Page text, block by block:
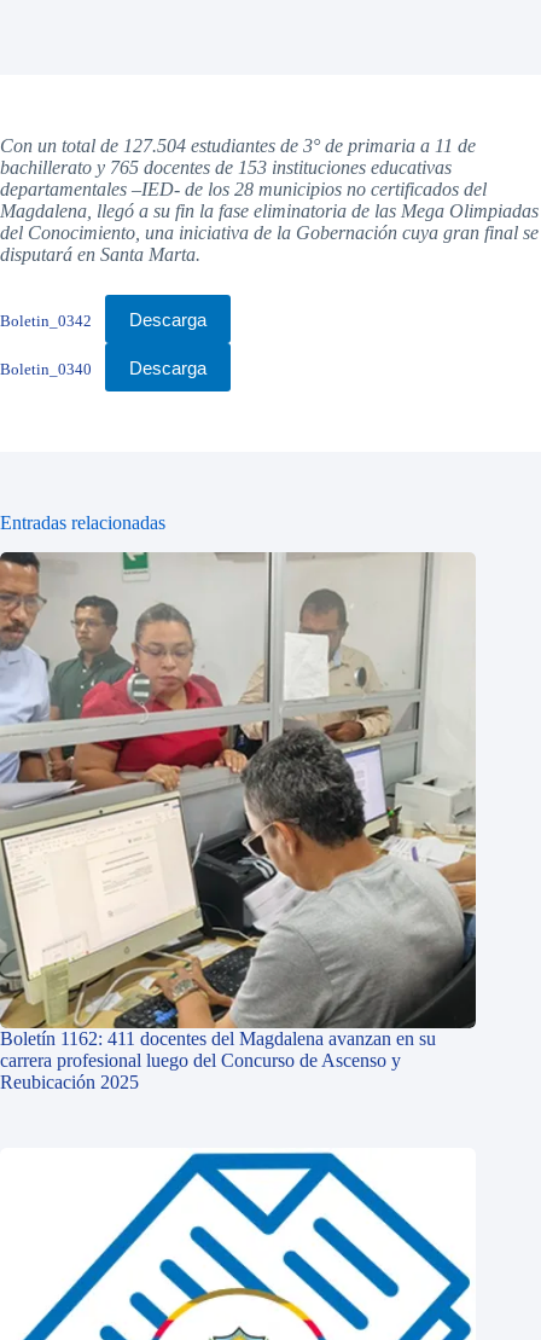
Con un total de 127.504 estudiantes de 3° de primaria a 11 de
bachillerato y 765 docentes de 153 instituciones educativas
departamentales –IED- de los 28 municipios no certificados del
Magdalena, llegó a su fin la fase eliminatoria de las Mega Olimpiadas
del Conocimiento, una iniciativa de la Gobernación cuya gran final se
disputará en Santa Marta.
Boletin_0342 Descarga
Boletin_0340 Descarga
Entradas relacionadas
Boletín 1162: 411 docentes del Magdalena avanzan en su
carrera profesional luego del Concurso de Ascenso y
Reubicación 2025